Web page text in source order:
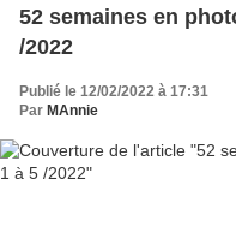
52 semaines en
/2022
Publié le 12/02/2022 à 17:31
Par MAnnie